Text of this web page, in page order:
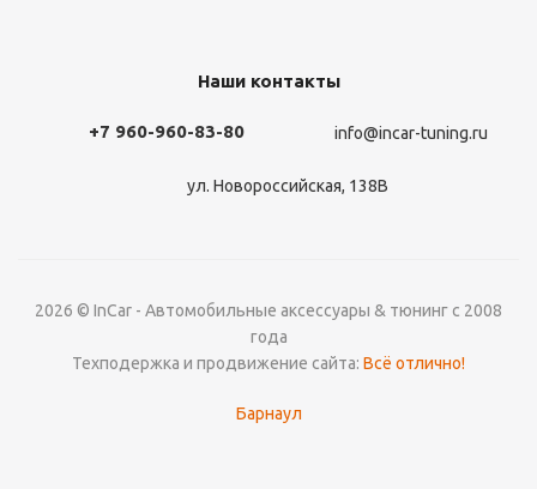
Наши контакты
+7 960-960-83-80 info@incar-tuning.ru
ул. Новороссийская, 138В
2026 © InCar - Автомобильные аксессуары & тюнинг с 2008
года
Техподержка и продвижение сайта: Всё отлично!
Барнаул